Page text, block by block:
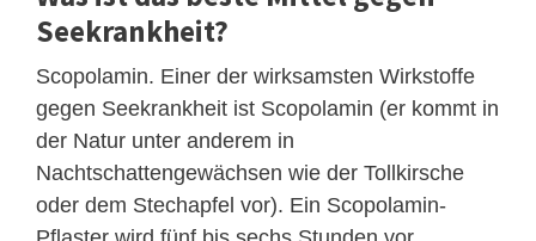
Seekrankheit?
Scopolamin. Einer der wirksamsten Wirkstoffe
gegen Seekrankheit ist Scopolamin (er kommt in
der Natur unter anderem in
Nachtschattengewächsen wie der Tollkirsche
oder dem Stechapfel vor). Ein Scopolamin-